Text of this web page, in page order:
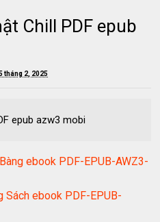
Chill PDF epub
tháng 2, 2025
epub azw3 mobi
ebook PDF-EPUB-AWZ3-
Sách ebook PDF-EPUB-